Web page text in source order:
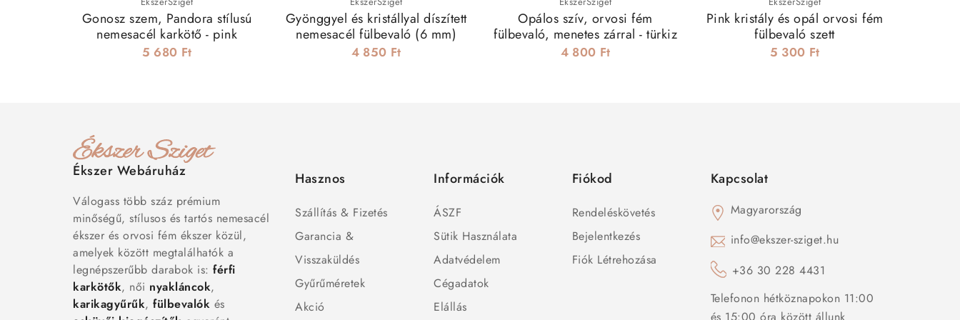
Gonosz szem, Pandora stílusú
nemesacél karkötő - pink
5 680 Ft
Gyönggyel és kristállyal díszített
nemesacél fülbevaló (6 mm)
4 850 Ft
Opálos szív, orvosi fém
fülbevaló, menetes zárral - türkiz
4 800 Ft
Pink kristály és opál orvosi fém
fülbevaló szett
5 300 Ft
Ékszer Webáruház
Válogass több száz prémium
minőségű, stílusos és tartós nemesacél
ékszer és orvosi fém ékszer közül,
amelyek között megtalálhatók a
legnépszerűbb darabok is: férfi
karkötők, női nyakláncok,
karikagyűrűk, fülbevalók és
Hasznos
Szállítás & Fizetés
Garancia &
Visszaküldés
Gyűrűméretek
Akció
Információk
ÁSZF
Sütik Használata
Adatvédelem
Cégadatok
Elállás
Fiókod
Rendeléskövetés
Bejelentkezés
Fiók Létrehozása
Kapcsolat
Magyarország
info@ekszer-sziget.hu
+36 30 228 4431
Telefonon hétköznapokon 11:00
és 15:00 óra között állunk